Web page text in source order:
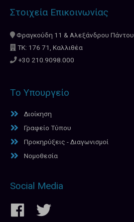
Στοιχεία Επικοινωνίας
Φραγκούδη 11 & Αλεξάνδρου Πάντου
ΤΚ: 176 71, Καλλιθέα
+30 210.9098.000
Το Υπουργείο
Διοίκηση
Γραφείο Τύπου
Προκηρύξεις - Διαγωνισμοί
Νομοθεσία
Social Media